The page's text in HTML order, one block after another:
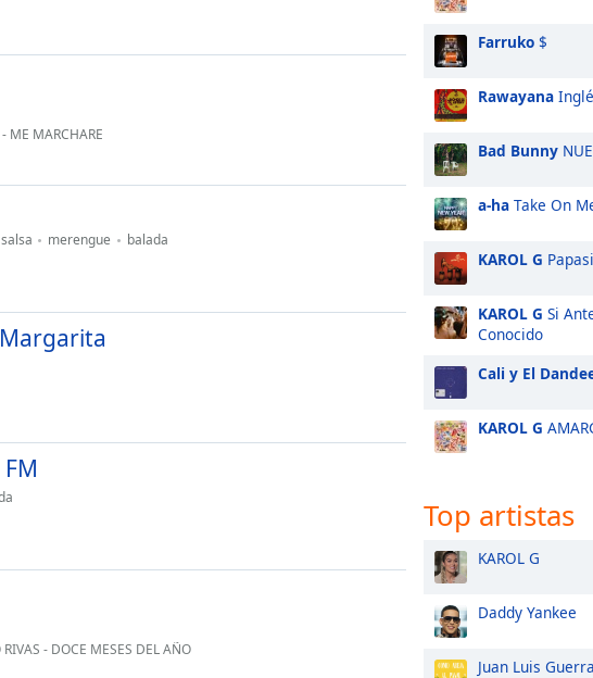
ME MARCHARE
salsa merengue
balada
- DOCE MESES DEL AÑO
Farruko $
Rawayana
Bad Bunny
a-ha Take On
KAROL G
KAROL G Si
Conocido
Cali y El
KAROL G
Top artistas
KAROL G
Daddy Yankee
Juan Luis Guerra